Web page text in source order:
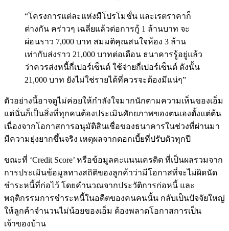
“โครงการแต่ละแห่งมีโปรโมชั่น และเรตราคาก็
ต่างกัน คร่าวๆ เฉลี่ยแล้วต่อการกู้ 1 ล้านบาท จะ
ผ่อนราว 7,000 บาท สมมติคุณสนใจห้อง 3 ล้าน
เท่ากับส่งราว 21,000 บาทต่อเดือน ธนาคารรู้อยู่แล้ว
ว่าควรส่งหนี้กี่เปอร์เซ็นต์ ใช้จ่ายกี่เปอร์เซ็นต์ ดังนั้น
21,000 บาท ยังไม่ใช่รายได้ที่ควรจะต้องมีแน่ๆ”
ตัวอย่างนี้อาจดูไม่ค่อยให้กำลังใจมากนักตามความเห็นของเอ็ม
แต่นั่นก็เป็นสิ่งที่ทุกคนต้องประเมินศักยภาพของตนเองตั้งแต่ต้น
เนื่องจากโอกาสการอนุมัติสินเชื่อของธนาคารในช่วงที่ผ่านมา
มีความยุ่งยากขึ้นจริง เหตุผลจากดอกเบี้ยที่ปรับตัวทุกปี
ขณะที่ ‘Credit Score’ หรือข้อมูลคะแนนเครดิต ที่เป็นผลรวมจาก
การประเมินข้อมูลทางสถิติของลูกค้าว่ามีโอกาสที่จะไม่ผิดนัด
ชำระหนี้ที่ก่อไว้ โดยคำนวณจากประวัติการก่อหนี้ และ
พฤติกรรมการชำระหนี้ในอดีตของคนคนนั้น กลับเป็นปัจจัยใหญ่
ให้ลูกค้าจำนวนไม่น้อยของเอ็ม ต้องพลาดโอกาสการเป็น
เจ้าของบ้าน